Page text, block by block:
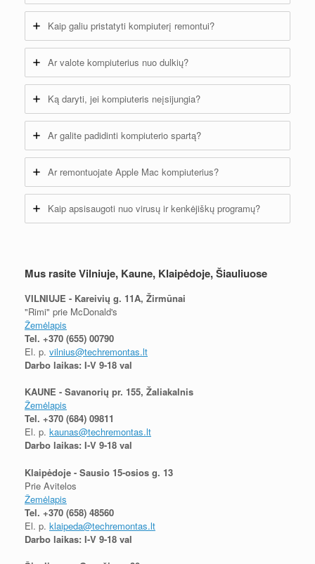
Kaip galiu pristatyti kompiuterį remontui?
Ar valote kompiuterius nuo dulkių?
Ką daryti, jei kompiuteris neįsijungia?
Ar galite padidinti kompiuterio spartą?
Ar remontuojate Apple Mac kompiuterius?
Kaip apsisaugoti nuo virusų ir kenkėjiškų programų?
Mus rasite Vilniuje, Kaune, Klaipėdoje, Šiauliuose
VILNIUJE - Kareivių g. 11A, Žirmūnai
"Rimi" prie McDonald's
Žemėlapis
Tel. +370 (655) 00790
El. p. vilnius@techremontas.lt
Darbo laikas: I-V 9-18 val
KAUNE - Savanorių pr. 155, Žaliakalnis
Žemėlapis
Tel. +370 (684) 09811
El. p. kaunas@techremontas.lt
Darbo laikas: I-V 9-18 val
Klaipėdoje - Sausio 15-osios g. 13
Prie Avitelos
Žemėlapis
Tel. +370 (658) 48560
El. p. klaipeda@techremontas.lt
Darbo laikas: I-V 9-18 val